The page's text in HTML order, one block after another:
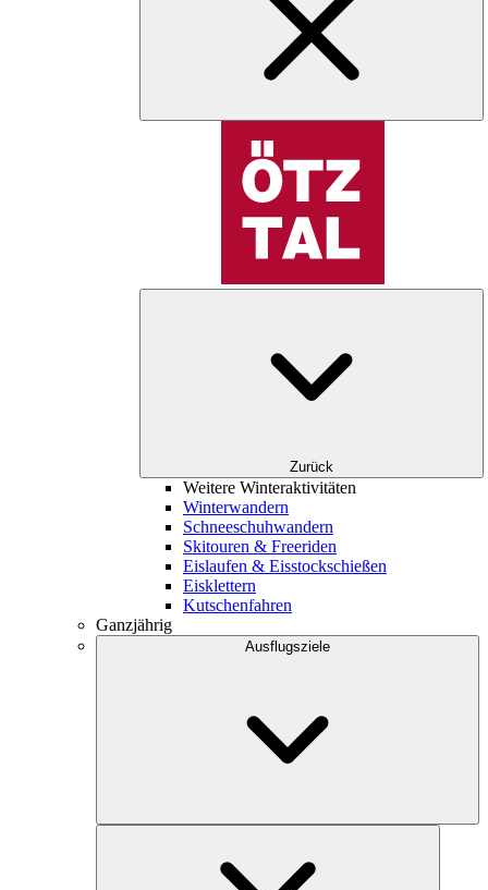
Zurück
Weitere Winteraktivitäten
Winterwandern
Schneeschuhwandern
Skitouren & Freeriden
Eislaufen & Eisstockschießen
Eisklettern
Kutschenfahren
Ganzjährig
Ausflugsziele